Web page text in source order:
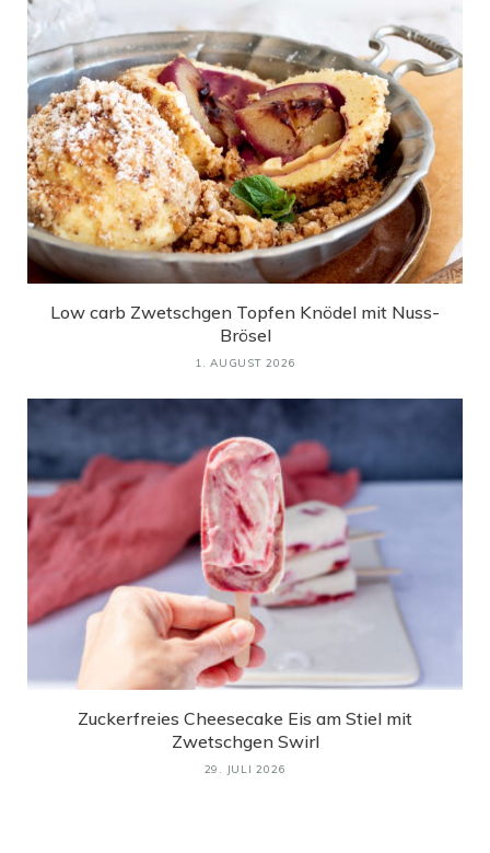
Low carb Zwetschgen Topfen Knödel mit Nuss-
Brösel
1. AUGUST 2026
Zuckerfreies Cheesecake Eis am Stiel mit
Zwetschgen Swirl
29. JULI 2026